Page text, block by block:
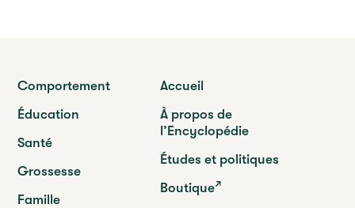
Comportement
Éducation
Santé
Grossesse
Famille
Accueil
À propos de
l’Encyclopédie
Études et politiques
Boutique